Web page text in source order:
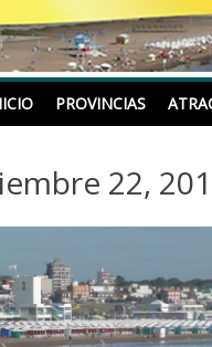
PROVINCIAS
22,